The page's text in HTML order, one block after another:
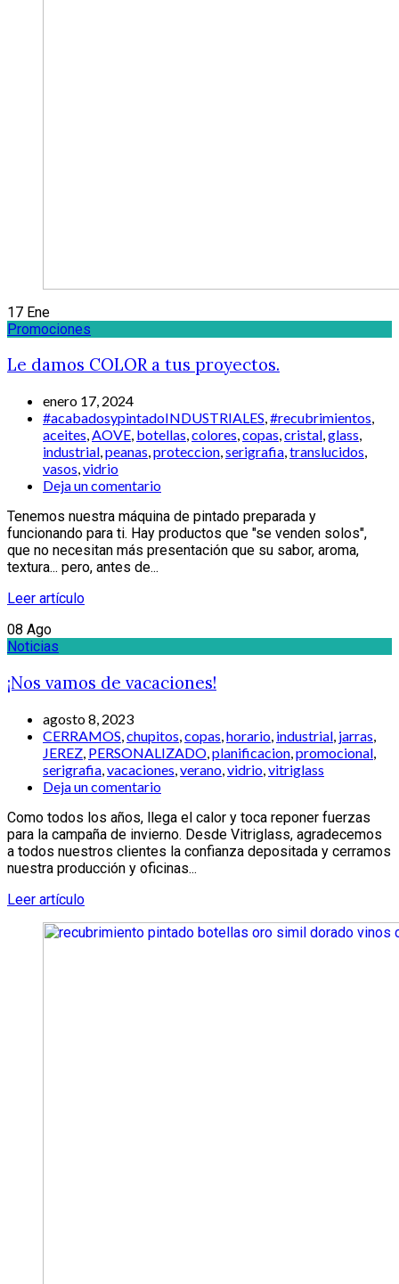
17 Ene
Promociones
Le damos COLOR a tus proyectos.
enero 17, 2024
#acabadosypintadoINDUSTRIALES,#recubrimientos,
aceites,AOVE, botellas,colores,copas,cristal,glass,
industrial,peanas,proteccion,serigrafia,translucidos,
vasos,vidrio
Deja un comentario
Tenemos nuestra máquina de pintado preparada y
funcionando para ti. Hay productos que "se venden solos",
que no necesitan más presentación que su sabor, aroma,
textura... pero, antes de...
Leer artículo
08 Ago
Noticias
¡Nos vamos de vacaciones!
agosto 8, 2023
CERRAMOS chupitos copas horario industrial jarras
JEREZ PERSONALIZADO planificacion promocional
serigrafia vacaciones verano vidrio vitriglass
Deja un comentario
Como todos los años, llega el calor y toca reponer fuerzas
para la campaña de invierno. Desde Vitriglass, agradecemos
a todos nuestros clientes la confianza depositada y cerramos
nuestra producción y oficinas...
Leer artículo